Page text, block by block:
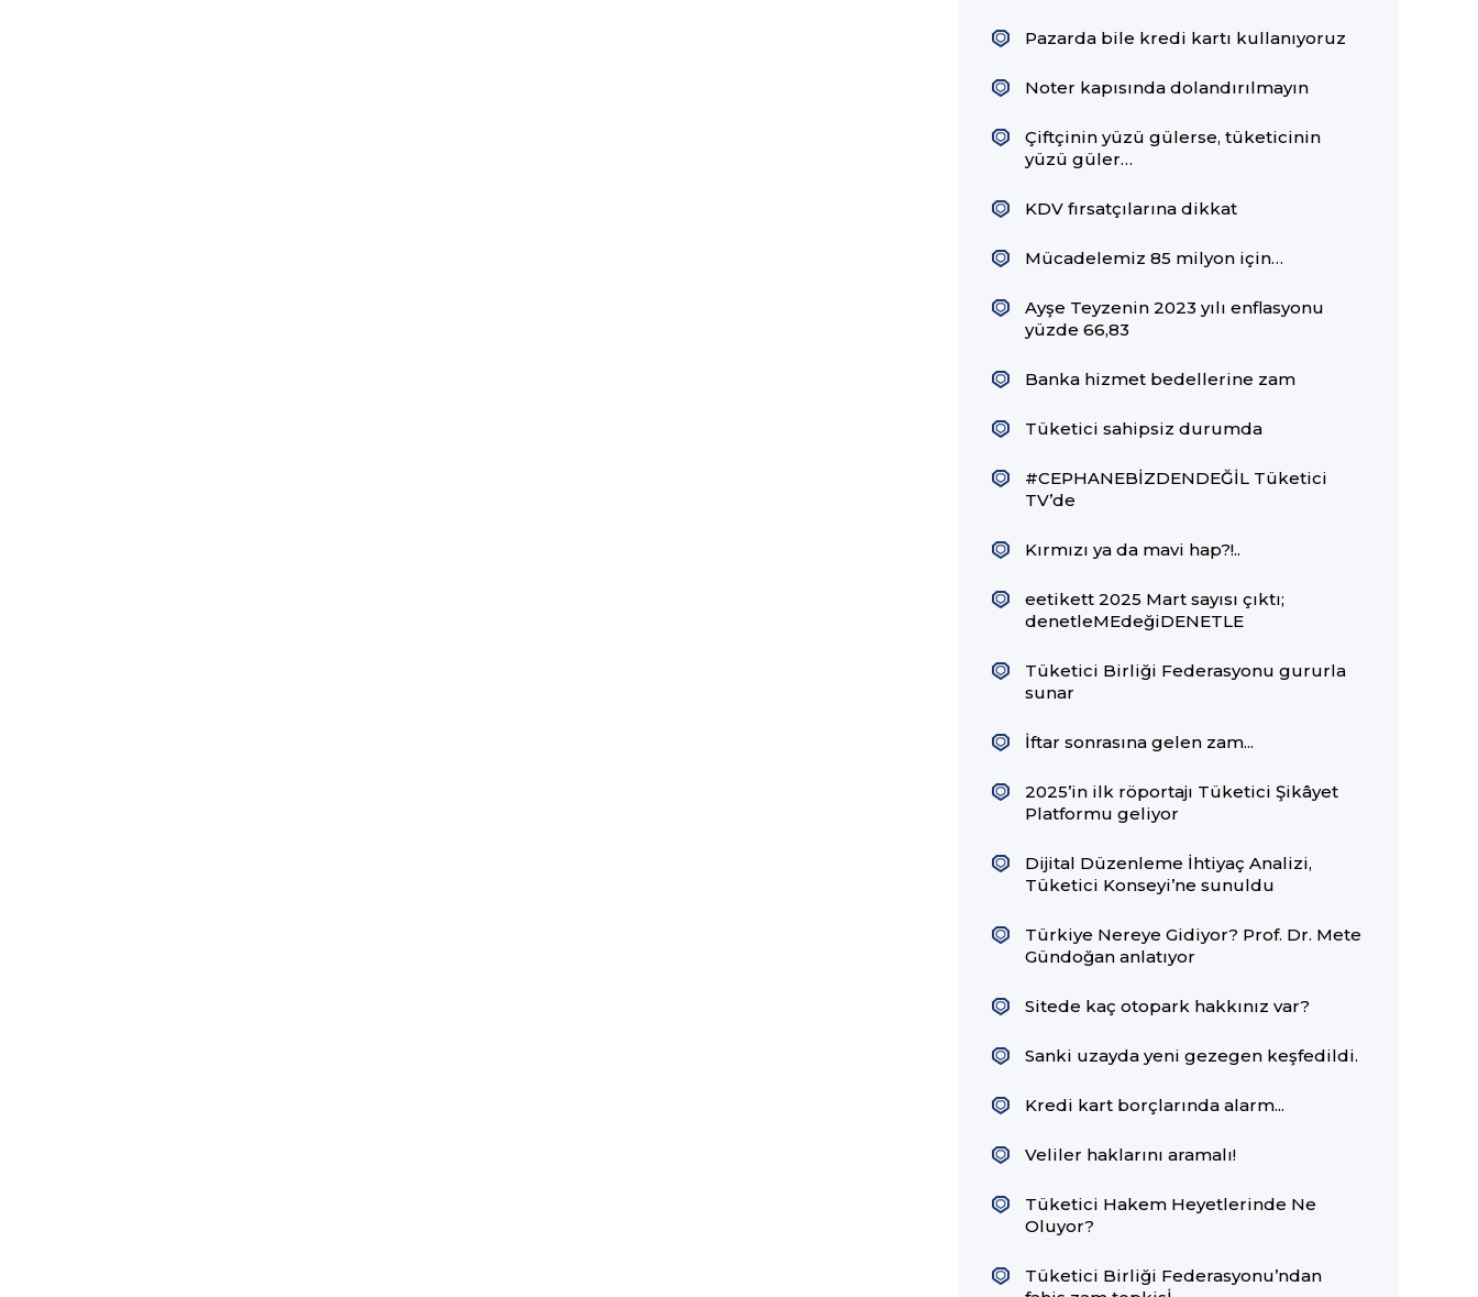
Pazarda bile kredi kartı kullanıyoruz
Noter kapısında dolandırılmayın
Çiftçinin yüzü gülerse, tüketicinin
yüzü güler…
KDV fırsatçılarına dikkat
Mücadelemiz 85 milyon için…
Ayşe Teyzenin 2023 yılı enflasyonu
yüzde 66,83
Banka hizmet bedellerine zam
Tüketici sahipsiz durumda
#CEPHANEBİZDENDEĞİL Tüketici
TV’de
Kırmızı ya da mavi hap?!..
eetikett 2025 Mart sayısı çıktı;
denetleMEdeğiDENETLE
Tüketici Birliği Federasyonu gururla
sunar
İftar sonrasına gelen zam...
2025’in ilk röportajı Tüketici Şikâyet
Platformu geliyor
Dijital Düzenleme İhtiyaç Analizi,
Tüketici Konseyi’ne sunuldu
Türkiye Nereye Gidiyor? Prof. Dr. Mete
Gündoğan anlatıyor
Sitede kaç otopark hakkınız var?
Sanki uzayda yeni gezegen keşfedildi.
Kredi kart borçlarında alarm...
Veliler haklarını aramalı!
Tüketici Hakem Heyetlerinde Ne
Oluyor?
Tüketici Birliği Federasyonu’ndan